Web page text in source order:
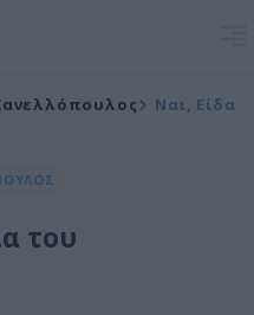
Ναι, Είδα
του